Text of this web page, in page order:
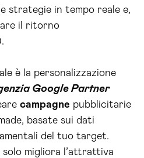
strategie in tempo reale e,
il ritorno
è la personalizzazione
Google Partner
campagne pubblicitarie
basate sui dati
del tuo target.
migliora l’attrattiva